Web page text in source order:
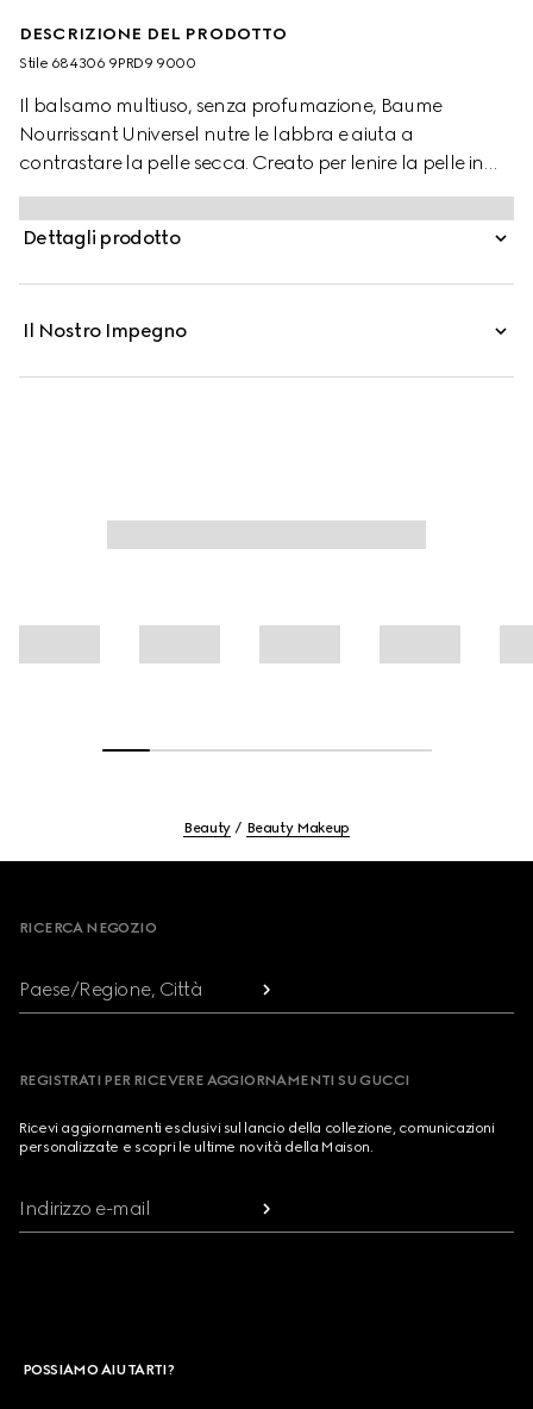
DESCRIZIONE DEL PRODOTTO
Stile ‎684306 9PRD9 9000
Il balsamo multiuso, senza profumazione, Baume
Nourrissant Universel nutre le labbra e aiuta a
contrastare la pelle secca. Creato per lenire la pelle in
modi diversi, la sua formula è ad alta concentrazione di
oli botanici, oli naturali e burro di Karité. Quest’ultimo, con
le sue proprietà nutrienti, riduce la generale sensazione di
idratazione immediata. L’olio di Rosa Nera, ricco di
Dettagli prodotto
Il Nostro Impegno
Beauty Beauty Makeup
RICERCA NEGOZIO
Paese/Regione, Città
REGISTRATI PER RICEVERE AGGIORNAMENTI SU GUCCI
Ricevi aggiornamenti esclusivi sul lancio della collezione, comunicazioni
personalizzate e scopri le ultime novità della Maison.
Indirizzo e-mail
POSSIAMO AIUTARTI?